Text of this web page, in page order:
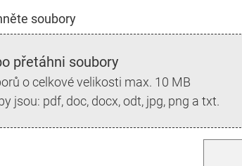
soubory
přetáhni soubory
o celkové velikosti max. 10 MB
jsou: pdf, doc, docx, odt, jpg, png a txt.